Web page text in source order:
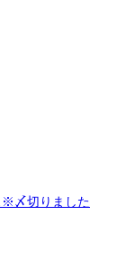
※〆切りました